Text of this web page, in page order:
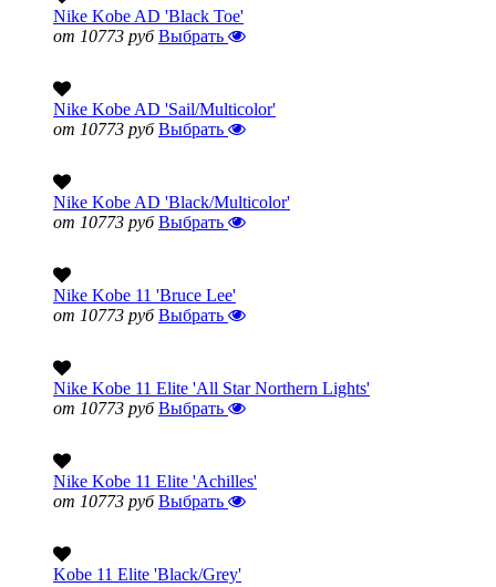
Nike Kobe AD 'Black Toe'
от 10773 руб Выбрать
Nike Kobe AD 'Sail/Multicolor'
от 10773 руб Выбрать
Nike Kobe AD 'Black/Multicolor'
от 10773 руб Выбрать
Nike Kobe 11 'Bruce Lee'
от 10773 руб Выбрать
Nike Kobe 11 Elite 'All Star Northern Lights'
от 10773 руб Выбрать
Nike Kobe 11 Elite 'Achilles'
от 10773 руб Выбрать
Kobe 11 Elite 'Black/Grey'